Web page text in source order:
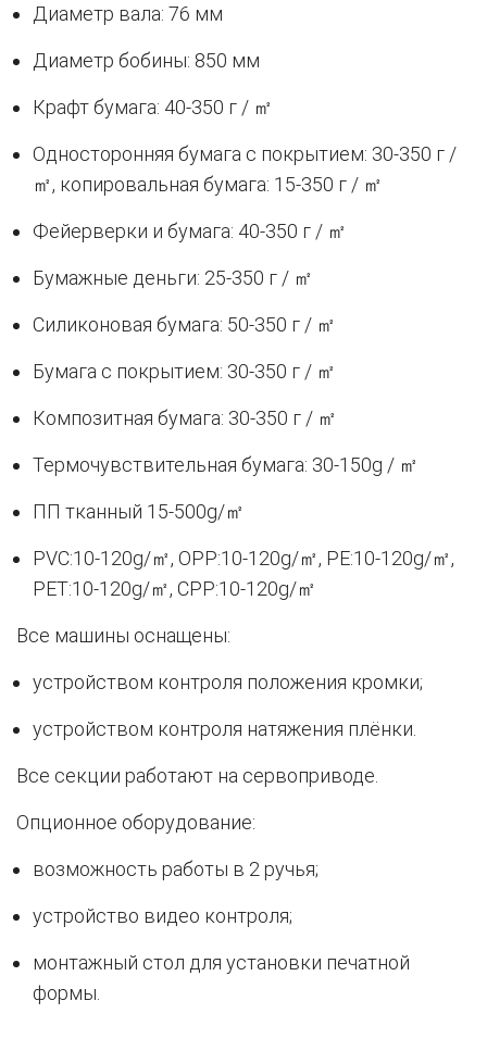
Диаметр вала: 76 мм
Диаметр бобины: 850 мм
Крафт бумага: 40-350 г / ㎡
Односторонняя бумага с покрытием: 30-350 г /
㎡, копировальная бумага: 15-350 г / ㎡
Фейерверки и бумага: 40-350 г / ㎡
Бумажные деньги: 25-350 г / ㎡
Силиконовая бумага: 50-350 г / ㎡
Бумага с покрытием: 30-350 г / ㎡
Композитная бумага: 30-350 г / ㎡
Термочувствительная бумага: 30-150g / ㎡
ПП тканный 15-500g/㎡
PVC:10-120g/㎡, OPP:10-120g/㎡, PE:10-120g/㎡,
PET:10-120g/㎡, CPP:10-120g/㎡
Все машины оснащены:
устройством контроля положения кромки;
устройством контроля натяжения плёнки.
Все секции работают на сервоприводе.
Опционное оборудование:
возможность работы в 2 ручья;
устройство видео контроля;
монтажный стол для установки печатной
формы.